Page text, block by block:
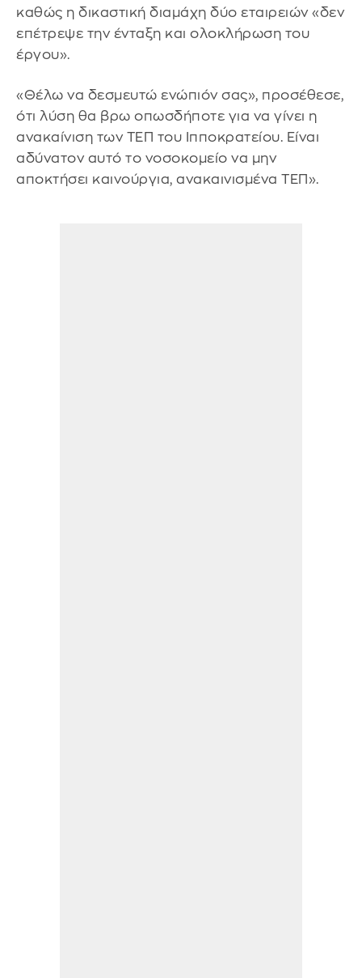
καθώς η δικαστική διαμάχη δύο εταιρειών «δεν
επέτρεψε την ένταξη και ολοκλήρωση του
έργου».
«Θέλω να δεσμευτώ ενώπιόν σας», προσέθεσε,
ότι λύση θα βρω οπωσδήποτε για να γίνει η
ανακαίνιση των ΤΕΠ του Ιπποκρατείου. Είναι
αδύνατον αυτό το νοσοκομείο να μην
αποκτήσει καινούργια, ανακαινισμένα ΤΕΠ».